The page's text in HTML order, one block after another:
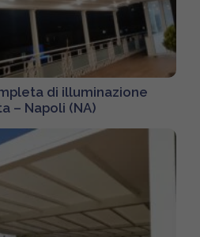
di illuminazione
– Napoli (NA)